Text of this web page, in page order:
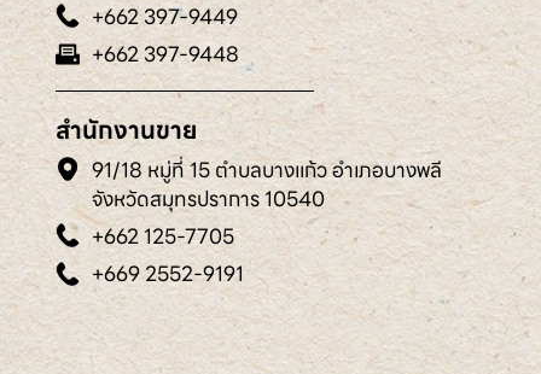
+662 397-9449
+662 397-9448
สำนักงานขาย
91/18 หมู่ที่ 15 ตำบลบางแก้ว อำเภอบางพลี
จังหวัดสมุทรปราการ 10540
+662 125-7705
+669 2552-9191